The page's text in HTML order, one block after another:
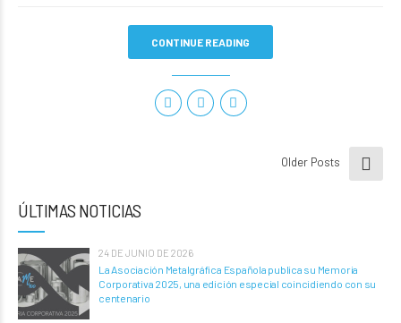
CONTINUE READING
Older Posts
ÚLTIMAS NOTICIAS
24 DE JUNIO DE 2026
La Asociación Metalgráfica Española publica su Memoria
Corporativa 2025, una edición especial coincidiendo con su
centenario